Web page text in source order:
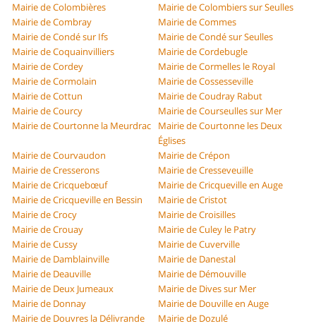
Mairie de Colombières
Mairie de Colombiers sur Seulles
Mairie de Combray
Mairie de Commes
Mairie de Condé sur Ifs
Mairie de Condé sur Seulles
Mairie de Coquainvilliers
Mairie de Cordebugle
Mairie de Cordey
Mairie de Cormelles le Royal
Mairie de Cormolain
Mairie de Cossesseville
Mairie de Cottun
Mairie de Coudray Rabut
Mairie de Courcy
Mairie de Courseulles sur Mer
Mairie de Courtonne la Meurdrac
Mairie de Courtonne les Deux
Églises
Mairie de Courvaudon
Mairie de Crépon
Mairie de Cresserons
Mairie de Cresseveuille
Mairie de Cricquebœuf
Mairie de Cricqueville en Auge
Mairie de Cricqueville en Bessin
Mairie de Cristot
Mairie de Crocy
Mairie de Croisilles
Mairie de Crouay
Mairie de Culey le Patry
Mairie de Cussy
Mairie de Cuverville
Mairie de Damblainville
Mairie de Danestal
Mairie de Deauville
Mairie de Démouville
Mairie de Deux Jumeaux
Mairie de Dives sur Mer
Mairie de Donnay
Mairie de Douville en Auge
Mairie de Douvres la Délivrande
Mairie de Dozulé